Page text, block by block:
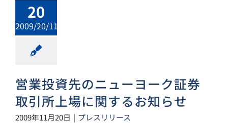
20
2009/20/11
営業投資先のニューヨーク証券
取引所上場に関するお知らせ
2009年11月20日 | プレスリリース